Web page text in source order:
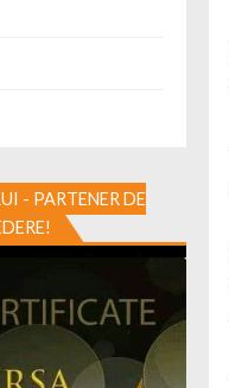
- PARTENER DE